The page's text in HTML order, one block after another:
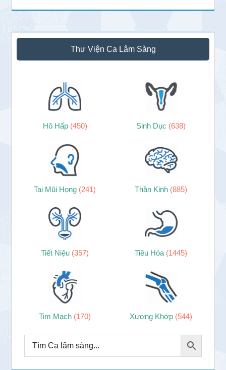
Thư Viện Ca Lâm Sàng
Hô Hấp (450) Sinh Dục (638)
Tai Mũi Họng (241) Thần Kinh (885)
Tiết Niệu (357) Tiêu Hóa (1445)
Tim Mạch (170) Xương Khớp (544)